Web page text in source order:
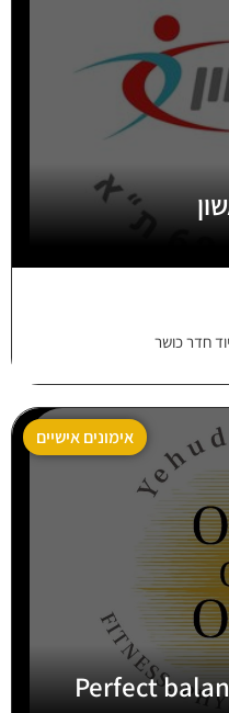
חדר כושר
אימונים אישיים
Perfect